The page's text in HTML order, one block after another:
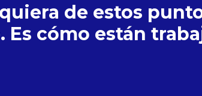
de estos
cómo están